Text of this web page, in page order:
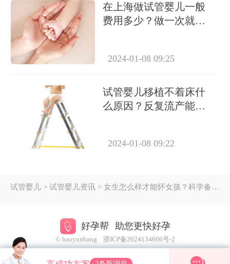
在上海做试管婴儿一般
费用多少？做一次就能
2024-01-08 09:25
试管婴儿移植不着床什
么原因？反复流产能做
2024-01-08 09:22
试管婴儿 > 试管婴儿资讯 > 女生怎么样才能怀女孩？科学备孕方法与饮食调理全解析
好孕帮 助您更快好孕
© haoyunbang 浙ICP备2024134606号-2